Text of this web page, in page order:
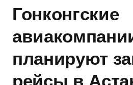
Гонконгские
планируют
рейсы в